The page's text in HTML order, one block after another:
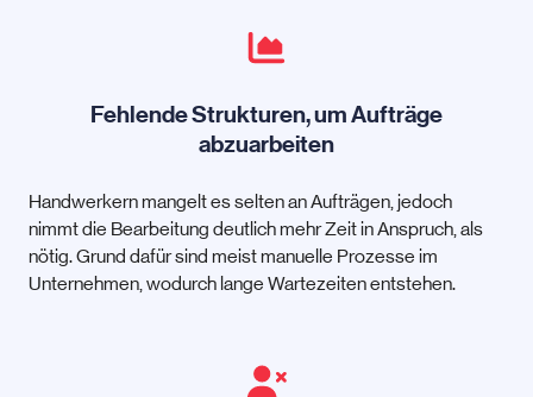
Fehlende Strukturen, um Aufträge
abzuarbeiten
Handwerkern mangelt es selten an Aufträgen, jedoch
nimmt die Bearbeitung deutlich mehr Zeit in Anspruch, als
nötig. Grund dafür sind meist manuelle Prozesse im
Unternehmen, wodurch lange Wartezeiten entstehen.